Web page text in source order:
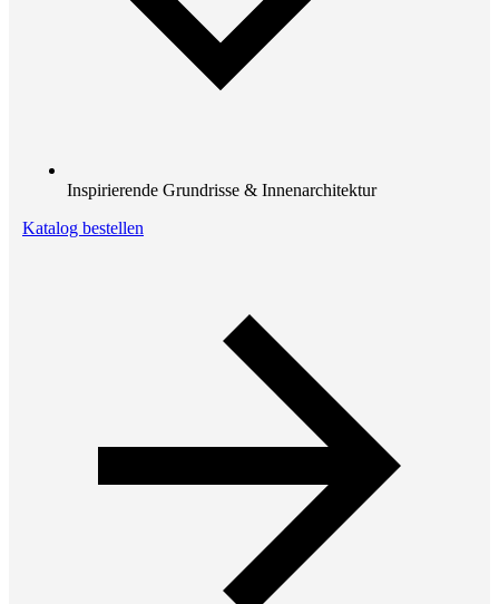
Inspirierende Grundrisse & Innenarchitektur
Katalog bestellen